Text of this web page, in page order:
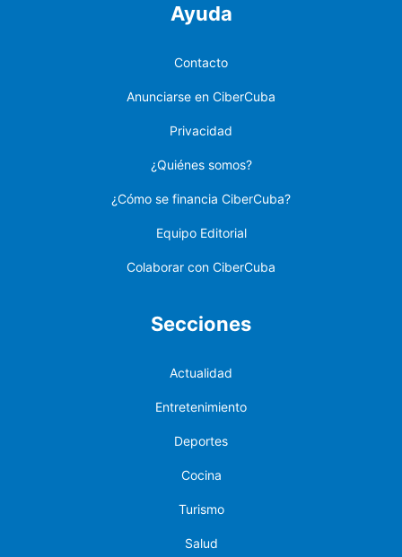
Ayuda
Contacto
Anunciarse en CiberCuba
Privacidad
¿Quiénes somos?
¿Cómo se financia CiberCuba?
Equipo Editorial
Colaborar con CiberCuba
Secciones
Actualidad
Entretenimiento
Deportes
Cocina
Turismo
Salud